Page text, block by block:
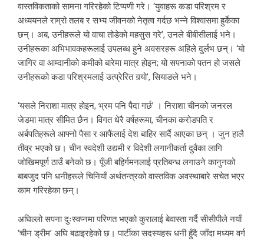
वास्तविकताको सामना गरिरहेको टिप्पणी गरे। ‘युवाहरू कडा परिश्रम र
अध्ययनले राम्रो तलब र सभ्य जीवनको नेतृत्व गर्दछ भन्ने विश्वासमा हुर्केका
छन्। अब, उनीहरूले यो वाचा तोडेको महसुस गरे’, उनले बीबीसीलाई भने।
उनीहरूका अभिभावकहरूलाई उपलब्ध हुने अवसरहरू अहिले दुर्लभ छन्। ‘यो
जागिर वा आम्दानीको कमीको बारेमा मात्र होइन; यो सपनाको पतन हो जसले
उनीहरूको कडा परिश्रमलाई उत्प्रेरित गर्‍यो’, सियाङले भने।
‘यसले निराशा मात्र होइन, भ्रम पनि पैदा गर्छ’ । निराशा चीनको जनरल
जेडमा मात्र सीमित छैन। विगत धेरै वर्षहरूमा, चीनका करोडपति र
अर्बपतिहरूले आफ्नो पैसा र आफैंलाई देश बाहिर सार्दै आएका छन् । जुन हालै
तीव्र भएको छ। चीन स्वदेशी उद्यमी र विदेशी लगानीकर्ता दुवैका लागि
जोखिमपूर्ण ठाउँ बनेको छ। पूँजी बहिर्गमनलाई प्रतिबन्ध लगाउने कानुनको
बाबजुद पनि धनीहरूले चिनियाँ अर्थतन्त्रको वास्तविक अवस्थाबारे सचेत भएर
काम गरिरहेका छन्।
अघिल्लो सपना दुःस्वप्नमा परिणत भएको कुरालाई बेवास्ता गर्दै सीसीपीले नयाँ
‘चीन ड्रीम’ अघि बढाइरहेको छ। पार्टीका सदस्यहरू धनी हुँदै जाँदा मध्यम वर्ग